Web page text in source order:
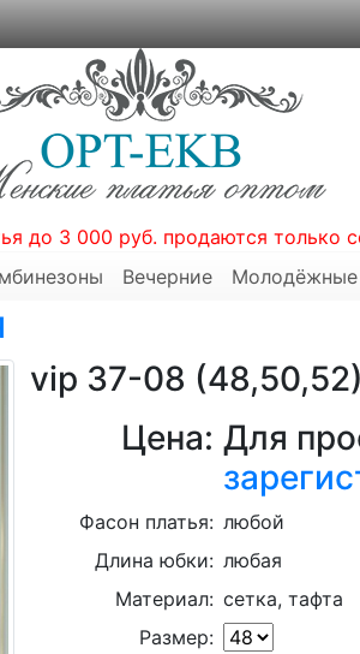
до 3 000 руб. продаются только
Вечерние
vip 37-08 (48,50,52)
Цена: Для
Фасон платья: любой
Длина юбки: любая
Материал: сетка, тафта
Размер: